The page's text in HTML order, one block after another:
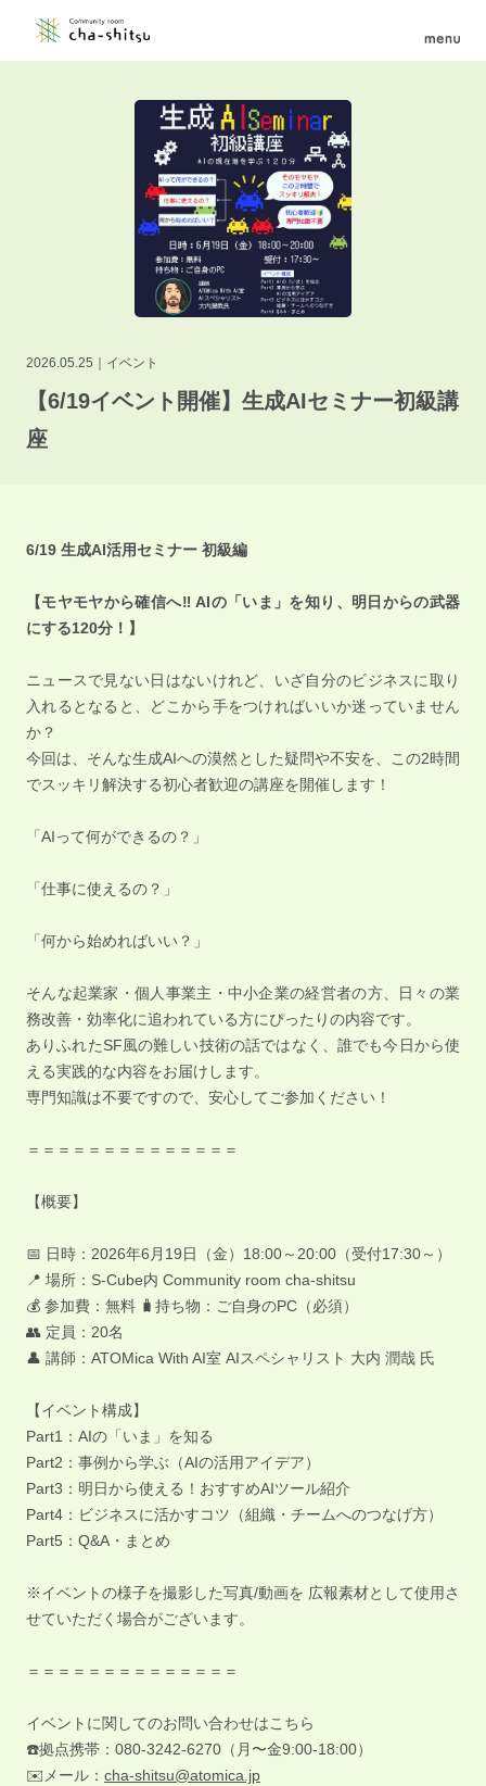
2026.05.25 イベント
【6/19イベント開催】生成AIセミナー初級講
座
6/19 生成AI活用セミナー 初級編
【モヤモヤから確信へ‼️ AIの「いま」を知り、明日からの武器
にする120分！】
ニュースで見ない日はないけれど、いざ自分のビジネスに取り
入れるとなると、どこから手をつければいいか迷っていません
か？
今回は、そんな生成AIへの漠然とした疑問や不安を、この2時間
でスッキリ解決する初心者歓迎の講座を開催します！
「AIって何ができるの？」
「仕事に使えるの？」
「何から始めればいい？」
そんな起業家・個人事業主・中小企業の経営者の方、日々の業
務改善・効率化に追われている方にぴったりの内容です。
ありふれたSF風の難しい技術の話ではなく、誰でも今日から使
える実践的な内容をお届けします。
専門知識は不要ですので、安心してご参加ください！
＝＝＝＝＝＝＝＝＝＝＝＝＝＝
【概要】
📅 日時：2026年6月19日（金）18:00～20:00（受付17:30～）
📍 場所：S-Cube内 Community room cha-shitsu
💰 参加費：無料 🧳持ち物：ご自身のPC（必須）
👥 定員：20名
👤 講師：ATOMica With AI室 AIスペシャリスト 大内 潤哉 氏
【イベント構成】
Part1：AIの「いま」を知る
Part2：事例から学ぶ（AIの活用アイデア）
Part3：明日から使える！おすすめAIツール紹介
Part4：ビジネスに活かすコツ（組織・チームへのつなげ方）
Part5：Q&A・まとめ
※イベントの様子を撮影した写真/動画を 広報素材として使用さ
せていただく場合がございます。
＝＝＝＝＝＝＝＝＝＝＝＝＝＝
イベントに関してのお問い合わせはこちら
☎️拠点携帯：080-3242-6270（月〜金9:00-18:00）
✉️メール： cha-shitsu@atomica.jp